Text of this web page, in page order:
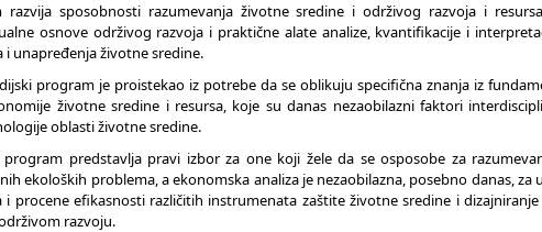
razvija sposobnosti razumevanja životne sredine i održivog razvoja i
osnove održivog razvoja i praktične alate analize, kvantifikacije i
i unapređenja životne sredine.
program je proistekao iz potrebe da se oblikuju specifična znanja iz
životne sredine i resursa, koje su danas nezaobilazni faktori
oblasti životne sredine.
program predstavlja pravi izbor za one koji žele da se osposobe za
ekoloških problema, a ekonomska analiza je nezaobilazna, posebno danas,
i procene efikasnosti različitih instrumenata zaštite životne sredine i
razvoju.